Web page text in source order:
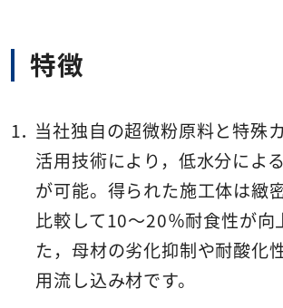
特徴
当社独自の超微粉原料と特殊
活用技術により，低水分によ
が可能。得られた施工体は緻
比較して10～20％耐食性が向
た，母材の劣化抑制や耐酸化
用流し込み材です。